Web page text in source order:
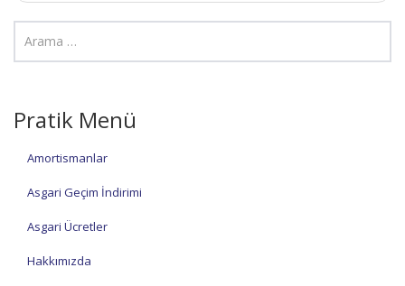
Pratik Menü
Amortismanlar
Asgari Geçim İndirimi
Asgari Ücretler
Hakkımızda